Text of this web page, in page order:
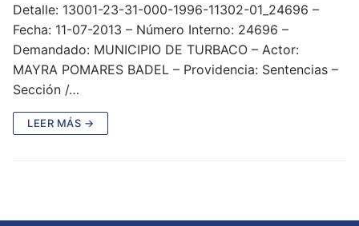
Detalle: 13001-23-31-000-1996-11302-01_24696 –
Fecha: 11-07-2013 – Número Interno: 24696 –
Demandado: MUNICIPIO DE TURBACO – Actor:
MAYRA POMARES BADEL – Providencia: Sentencias –
Sección /…
LEER MÁS →